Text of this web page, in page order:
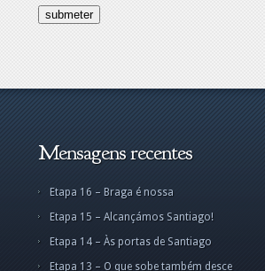
Mensagens recentes
Etapa 16 – Braga é nossa
Etapa 15 – Alcançámos Santiago!
Etapa 14 – Às portas de Santiago
Etapa 13 – O que sobe também desce